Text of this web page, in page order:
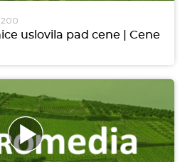
uslovila pad cene | Cene